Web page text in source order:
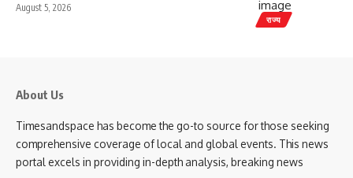
राज्य
August 5, 2026
About Us
Timesandspace has become the go-to source for those seeking
comprehensive coverage of local and global events. This news
portal excels in providing in-depth analysis, breaking news